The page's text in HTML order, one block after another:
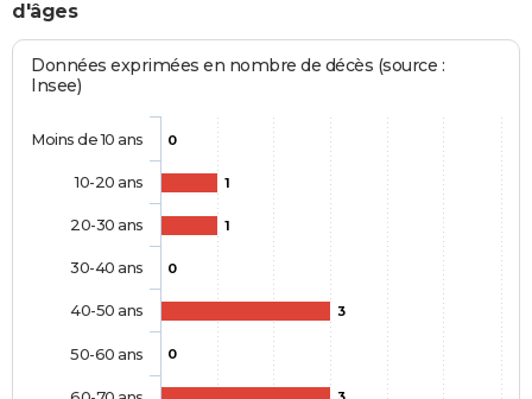
d'âges
Données exprimées en nombre de décès (source :
Insee)
0
1
1
0
3
0
Moins de 10 ans
10-20 ans
20-30 ans
30-40 ans
40-50 ans
50-60 ans